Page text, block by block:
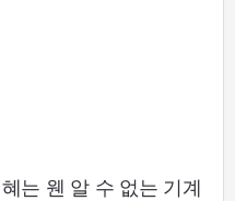
는 웬 알 수 없는 기계